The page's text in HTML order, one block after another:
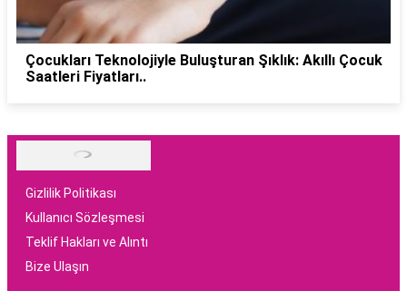
Çocukları Teknolojiyle Buluşturan Şıklık: Akıllı Çocuk
Saatleri Fiyatları..
Gizlilik Politikası
Kullanıcı Sözleşmesi
Teklif Hakları ve Alıntı
Bize Ulaşın